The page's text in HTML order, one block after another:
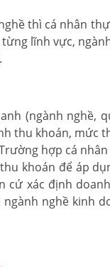
thì cá nhân
lĩnh vực,
(ngành nghề,
thu khoán, mức
hợp cá
khoán để áp
cứ xác định
nghề kinh